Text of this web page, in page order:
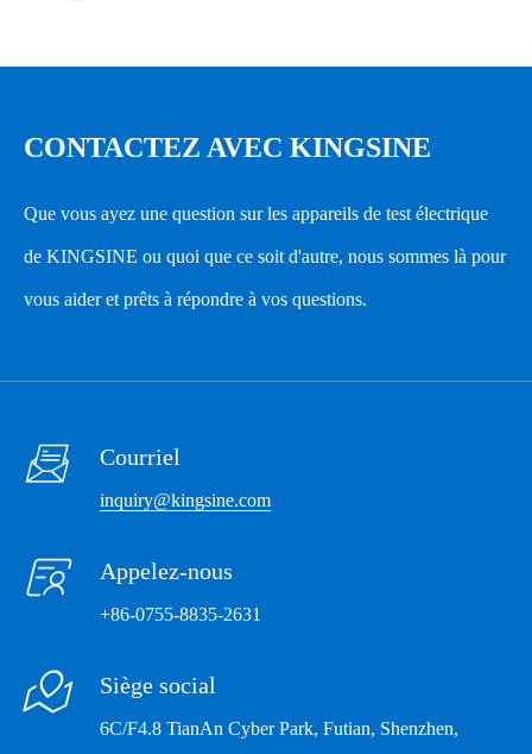
Puissance > 300VA/Phase
Courant de sortie AC
Précision
Résolution 1mA
Gamme
Précision
CONTACTEZ AVEC KINGSINE
Que vous ayez une question sur les appareils de test électrique
de KINGSINE ou quoi que ce soit d'autre, nous sommes là pour
vous aider et prêts à répondre à vos questions.
 Courriel
inquiry@kingsine.com
 Appelez-nous
+86-0755-8835-2631
 Siège social
6C/F4.8 TianAn Cyber Park, Futian, Shenzhen,